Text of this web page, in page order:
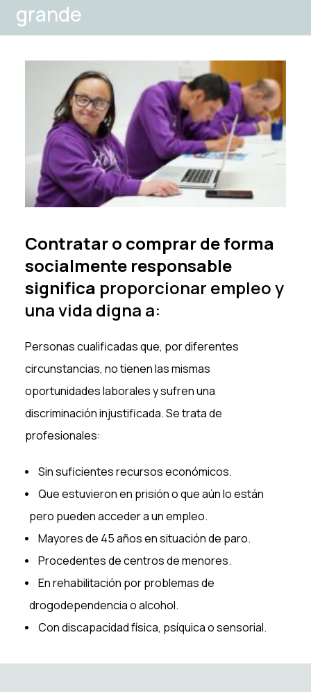
grande
Contratar o comprar de forma
socialmente responsable
significa proporcionar empleo y
una vida digna a:
Personas cualificadas que, por diferentes
circunstancias, no tienen las mismas
oportunidades laborales y sufren una
discriminación injustificada. Se trata de
profesionales:
Sin suficientes recursos económicos.
Que estuvieron en prisión o que aún lo están
pero pueden acceder a un empleo.
Mayores de 45 años en situación de paro.
Procedentes de centros de menores.
En rehabilitación por problemas de
drogodependencia o alcohol.
Con discapacidad física, psíquica o sensorial.